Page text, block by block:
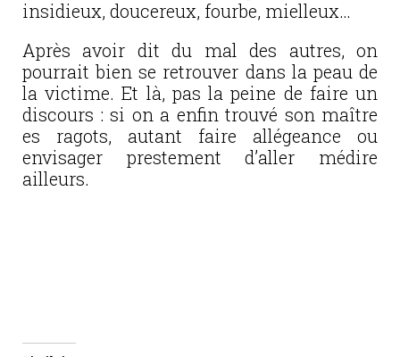
insidieux, doucereux, fourbe, mielleux…
Après avoir dit du mal des autres, on
pourrait bien se retrouver dans la peau de
la victime. Et là, pas la peine de faire un
discours : si on a enfin trouvé son maître
es ragots, autant faire allégeance ou
envisager prestement d’aller médire
ailleurs.